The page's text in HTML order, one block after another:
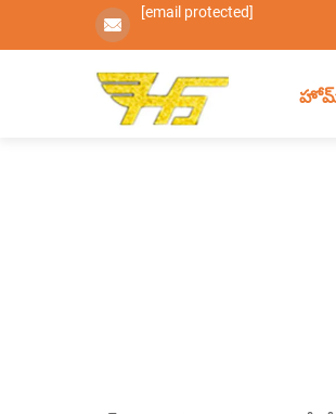
[email protected]